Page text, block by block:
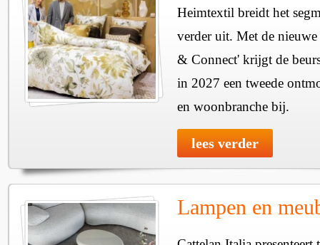
Heimtextil breidt het
verder uit. Met de
& Connect' krijgt de
in 2027 een tweede
en woonbranche bij.
lees verder
Lampen en